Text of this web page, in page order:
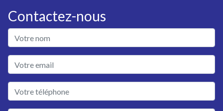
Contactez-nous